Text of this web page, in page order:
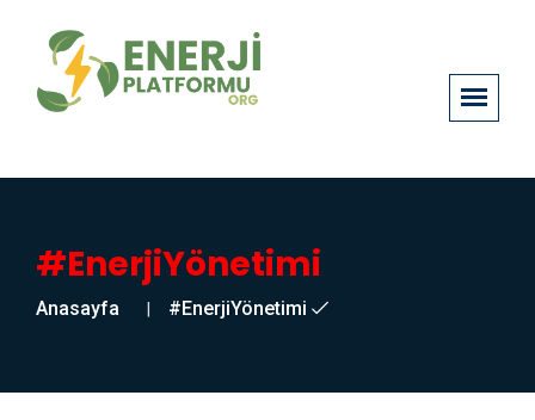
#EnerjiYönetimi
Anasayfa #EnerjiYönetimi